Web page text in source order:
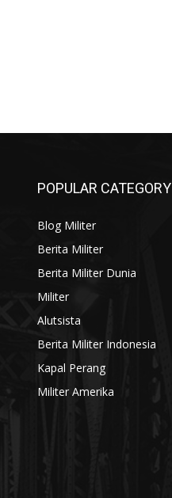
POPULAR CATEGORY
Blog Militer
Berita Militer
Berita Militer Dunia
Militer
Alutsista
Berita Militer Indonesia
Kapal Perang
Militer Amerika